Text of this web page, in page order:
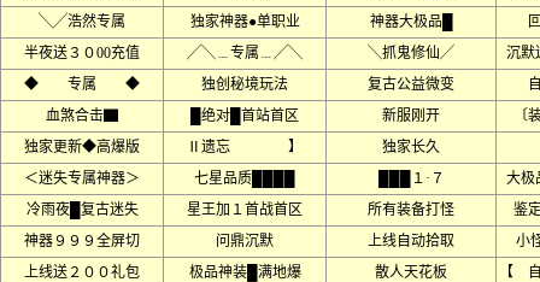
╲╱浩然专属
独家神器●单职业 神器大极品█
半夜送３０00充值
╱╲﹍专属﹍╱╲ ╲抓鬼修仙╱
沉默
◆ 专属 ◆
独创秘境玩法 复古公益微变
血煞合击▇
█绝对█首站首区 新服刚开
〔
独家更新◆高爆版
Ⅱ遗忘 】
独家长久
＜迷失专属神器＞
七星品质████ ███１·７
大极
冷雨夜█复古迷失
星王加１首战首区 所有装备打怪
鉴
神器９９９全屏切
问鼎沉默 上线自动拾取
小
上线送２００礼包
极品神装█满地爆 散人天花板
【